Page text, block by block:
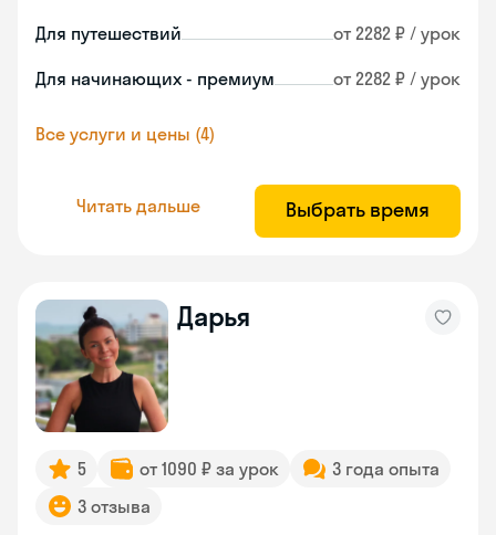
Для путешествий от 2282 ₽ / урок
Для начинающих - премиум от 2282 ₽ / урок
Все услуги и цены (4)
Читать дальше Выбрать время
Дарья
5 от 1090 ₽ за урок
3 года опыта
3 отзыва